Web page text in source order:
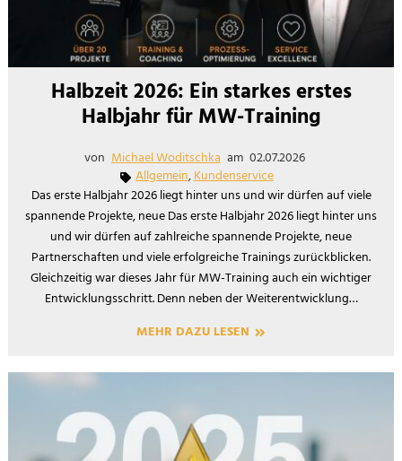
Halbzeit 2026: Ein starkes erstes
Halbjahr für MW-Training
von Michael Woditschka am 02.07.2026
Allgemein,Kundenservice
Das erste Halbjahr 2026 liegt hinter uns und wir dürfen auf viele
spannende Projekte, neue Das erste Halbjahr 2026 liegt hinter uns
und wir dürfen auf zahlreiche spannende Projekte, neue
Partnerschaften und viele erfolgreiche Trainings zurückblicken.
Gleichzeitig war dieses Jahr für MW-Training auch ein wichtiger
Entwicklungsschritt. Denn neben der Weiterentwicklung…
MEHR DAZU LESEN